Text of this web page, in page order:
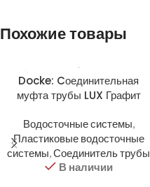
Похожие товары
Docke: Cоединительная
муфта трубы LUX Графит
Водосточные системы,
Пластиковые водосточные
системы,Соединитель трубы
В наличии